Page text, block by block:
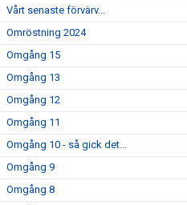
Vårt senaste förvärv...
Omröstning 2024
Omgång 15
Omgång 13
Omgång 12
Omgång 11
Omgång 10 - så gick det...
Omgång 9
Omgång 8